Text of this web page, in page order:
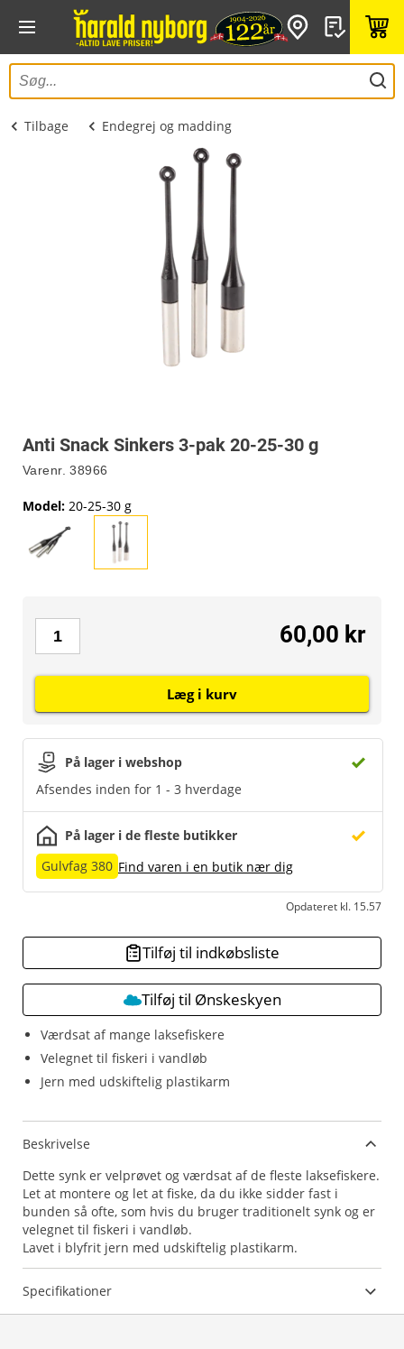
Tilbage Endegrej og madding
Anti Snack Sinkers 3-pak 20-25-30 g
Varenr. 38966
Værdsat af mange laksefiskere
Velegnet til fiskeri i vandløb
Jern med udskiftelig plastikarm
Model: 20-25-30 g
På lager i webshop
Afsendes inden for 1 - 3 hverdage
På lager i de fleste butikker
Gulvfag 380 Find varen i en butik nær dig
Opdateret kl. 15.57
60,00 kr
Læg i kurv
Tilføj til indkøbsliste
Tilføj til Ønskeskyen
Beskrivelse
Dette synk er velprøvet og værdsat af de fleste laksefiskere.
Let at montere og let at fiske, da du ikke sidder fast i
bunden så ofte, som hvis du bruger traditionelt synk og er
velegnet til fiskeri i vandløb.
Lavet i blyfrit jern med udskiftelig plastikarm.
Specifikationer